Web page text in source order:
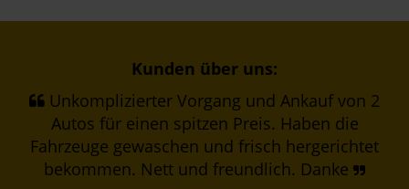
Kunden über uns:
Unkomplizierter Vorgang und Ankauf von 2
Autos für einen spitzen Preis. Haben die
Fahrzeuge gewaschen und frisch hergerichtet
bekommen. Nett und freundlich. Danke